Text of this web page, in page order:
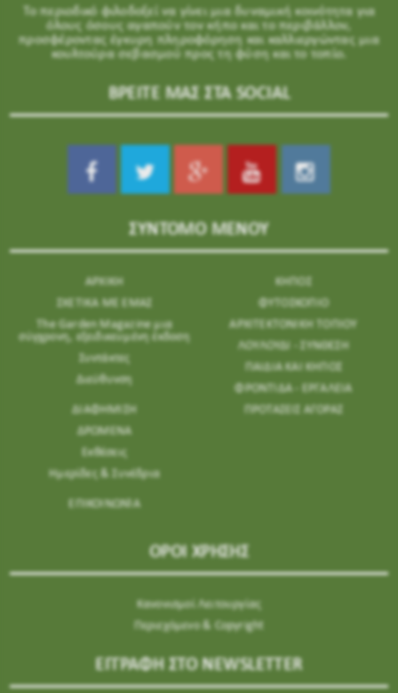
Το περιοδικό φιλοδοξεί να γίνει μια δυναμική κοινότητα για
όλους όσους αγαπούν τον κήπο και το περιβάλλον,
προσφέροντας έγκυρη πληροφόρηση και καλλιεργώντας μια
κουλτούρα σεβασμού προς τη φύση και το τοπίο.
ΒΡΕΙΤΕ ΜΑΣ ΣΤΑ SOCIAL
ΣΥΝΤΟΜΟ ΜΕΝΟΥ
ΑΡΧΙΚΗ
ΣΧΕΤΙΚΑ ΜΕ ΕΜΑΣ
The Garden Magazine μια
σύγχρονη, εξειδικευμένη έκδοση
Συντάκτες
Διεύθυνση
ΔΙΑΦΗΜΙΣΗ
ΔΡΩΜΕΝΑ
Εκθέσεις
Ημερίδες & Συνέδρια
ΕΠΙΚΟΙΝΩΝΊΑ
ΚΗΠΟΣ
ΦΥΤΟΣΚΟΠΙΟ
ΑΡΧΙΤΕΚΤΟΝΙΚΗ ΤΟΠΙΟΥ
ΛΟΥΛΟΥΔΙ - ΣΥΝΘΕΣΗ
ΠΑΙΔΙΑ ΚΑΙ ΚΗΠΟΣ
ΦΡΟΝΤΙΔΑ - ΕΡΓΑΛΕΙΑ
ΠΡΟΤΑΣΕΙΣ ΑΓΟΡΑΣ
ΟΡΟΙ ΧΡΗΣΗΣ
Κανονισμοί Λειτουργίας
Περιεχόμενο & Copyright
ΕΓΓΡΑΦΗ ΣΤΟ NEWSLETTER